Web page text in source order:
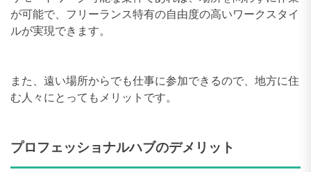
が可能で、フリーランス特有の自由度の高いワークスタイ
ルが実現できます。
また、遠い場所からでも仕事に参加できるので、地方に住
む人々にとってもメリットです。
プロフェッショナルハブのデメリット